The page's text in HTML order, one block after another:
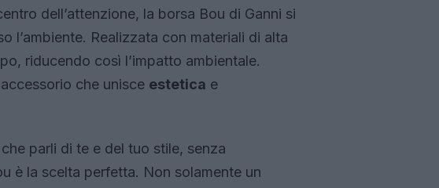
dell’attenzione, la borsa Bou di Ganni si
l’ambiente. Realizzata con materiali di alta
riducendo così l’impatto ambientale.
che unisce estetica e
parli di te e del tuo stile, senza
è la scelta perfetta. Non solamente un